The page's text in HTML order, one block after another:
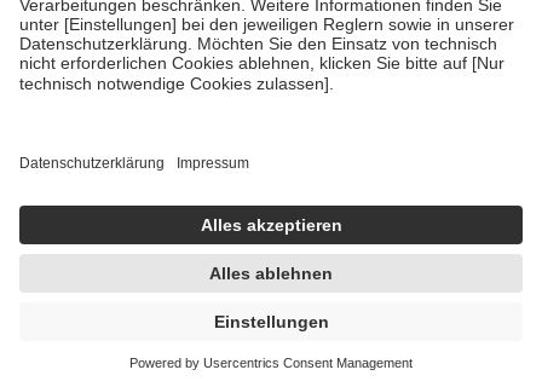
GKV getragen werden
• empfohlenen Schutzimpfungen
• Harn- und Blutteststreifen
getroffen, um sicherzustellen, dass es sich um echte Bewertungen
https://help.etrusted.com/hc/de/articles/4419944605341
Einige Bilder und Inhalte wurden unter Zuhilfenahme künstlicher